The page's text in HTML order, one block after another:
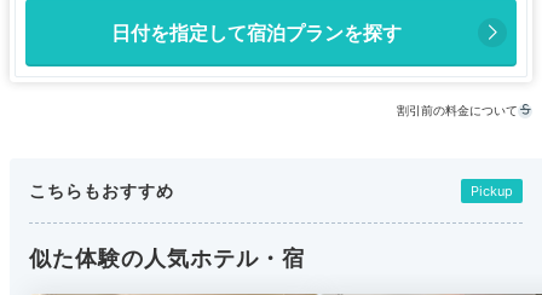
日付を指定して宿泊プランを探す
割引前の料金について
こちらもおすすめ Pickup
似た体験の人気ホテル・宿